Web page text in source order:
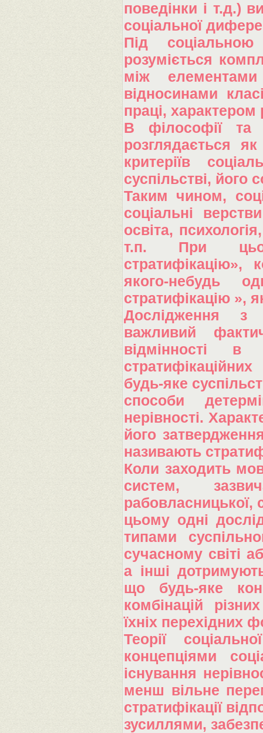
поведінки і т.д.)
соціальної
Під
розуміється
між елементами
відносинами
праці, характером
В філософії та
розглядається
критеріїв
суспільстві, його
Таким чином,
соціальні
освіта,
т.п. При
стратифікацію»,
якого-небудь
стратифікацію »,
Дослідження з
важливий
відмінності в
будь-яке
способи
нерівності.
його
називають
Коли заходить
систем,
рабовласницької,
цьому одні
типами
сучасному світі
а інші
що будь-яке
комбінацій
їхніх перехідних
Теорії
концепціями
існування
менш вільне
стратифікації
зусиллями,